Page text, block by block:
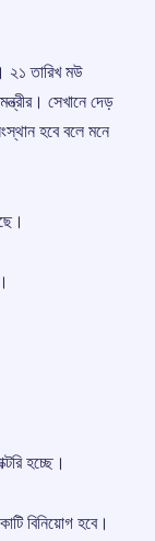
২১ তারিখ মউ
সেখানে দেড়
হবে বলে মনে
হচ্ছে।
বিনিয়োগ হবে।